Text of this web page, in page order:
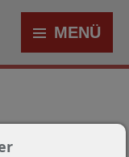
MENÜ